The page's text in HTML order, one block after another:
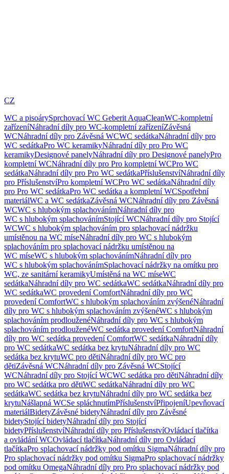
CZ
WC a pisoárySprchovací WC Geberit AquaCleanWC-kompletní
zařízeníNáhradní díly pro WC-kompletní zařízeníZávěsná
WCNáhradní díly pro Závěsná WCWC sedátkaNáhradní díly pro
WC sedátkaPro WC keramikyNáhradní díly pro Pro WC
keramikyDesignové panelyNáhradní díly pro Designové panelyPro
kompletní WCNáhradní díly pro Pro kompletní WCPro WC
sedátkaNáhradní díly pro Pro WC sedátkaPříslušenstvíNáhradní díly
pro PříslušenstvíPro kompletní WCPro WC sedátkaNáhradní díly
pro Pro WC sedátkaPro WC sedátka a kompletní WCSpotřební
materiálWC a WC sedátkaZávěsná WCNáhradní díly pro Závěsná
WCWC s hlubokým splachovánímNáhradní díly pro
WC s hlubokým splachovánímStojící WCNáhradní díly pro Stojící
WCWC s hlubokým splachováním pro splachovací nádržku
umístěnou na WC míseNáhradní díly pro WC s hlubokým
splachováním pro splachovací nádržku umístěnou na
WC míseWC s hlubokým splachovánímNáhradní díly pro
WC s hlubokým splachovánímSplachovací nádržky na omítku pro
WC, ze sanitární keramikyUmístěná na WC míseWC
sedátkaNáhradní díly pro WC sedátkaWC sedátkaNáhradní díly pro
WC sedátkaWC provedení ComfortNáhradní díly pro WC
provedení ComfortWC s hlubokým splachováním zvýšenéNáhradní
díly pro WC s hlubokým splachováním zvýšenéWC s hlubokým
splachováním prodlouženéNáhradní díly pro WC s hlubokým
splachováním prodlouženéWC sedátka provedení ComfortNáhradní
díly pro WC sedátka provedení ComfortWC sedátkaNáhradní díly
pro WC sedátkaWC sedátka bez krytuNáhradní díly pro WC
sedátka bez krytuWC pro dětiNáhradní díly pro WC pro
dětiZávěsná WCNáhradní díly pro Závěsná WCStojící
WCNáhradní díly pro Stojící WCWC sedátka pro dětiNáhradní díly
pro WC sedátka pro dětiWC sedátkaNáhradní díly pro WC
sedátkaWC sedátka bez krytuNáhradní díly pro WC sedátka bez
krytuNášlapná WCSe spláchnutímPříslušenstvíPřipojeníUpevňovací
materiálBidetyZávěsné bidetyNáhradní díly pro Závěsné
bidetyStojící bidetyNáhradní díly pro Stojící
bidetyPříslušenstvíNáhradní díly pro PříslušenstvíOvládací tlačítka
a ovládání WCOvládací tlačítkaNáhradní díly pro Ovládací
tlačítkaPro splachovací nádržky pod omítku SigmaNáhradní díly pro
Pro splachovací nádržky pod omítku SigmaPro splachovací nádržky
pod omítku OmegaNáhradní díly pro Pro splachovací nádržky pod